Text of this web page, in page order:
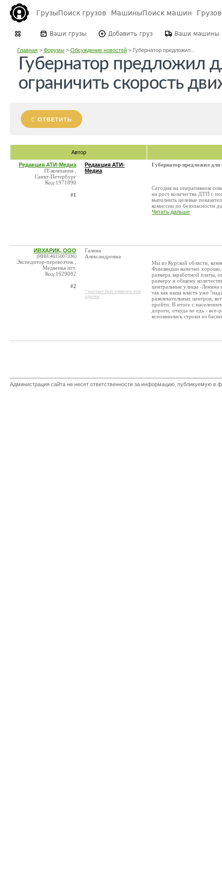
ГрузыПоиск грузов МашиныПоиск машин
Ваши грузы Добавить груз Ваши машины
Главная> Форумы> Обсуждение новостей> Губернатор предложил...
Губернатор предложил
ограничить скорость
ОТВЕТИТЬ
Автор
Редакция АТИ-Медиа
IT-компания ,
Санкт-Петербург
Код:1971890
#1
Редакция АТИ-
Медиа
Губернатор предложил
Сегодня на оперативном
на рост количества ДТП с
выполнить целевые
комиссии по безопасности
Читать дальше
ИВХАРИК, ООО
(ИНН:4615007336)
Экспедитор-перевозчик ,
Медвенка пгт.
Код:1629082
#2
Галина
Александровна
* контакт был изменен или
удален
Мы из Курской области,
Финляндии конечно хорошо,
размера заработной платы,
размеру и общему
центральные улицы -Ленина
так как наша власть уже
развлекательных центров,
пройти. В итоге с
дороги, откуда не едь -
вспомнились строки из
Администрация сайта не несет ответственности за информацию, публикуемую